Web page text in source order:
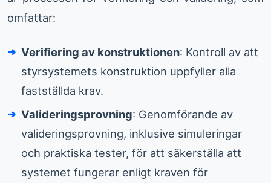
omfattar:
Verifiering av konstruktionen: Kontroll av att
styrsystemets konstruktion uppfyller alla
fastställda krav.
Valideringsprovning: Genomförande av
valideringsprovning, inklusive simuleringar
och praktiska tester, för att säkerställa att
systemet fungerar enligt kraven för